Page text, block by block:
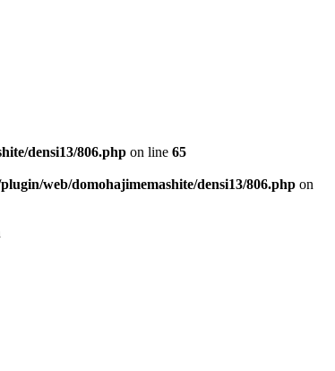
densi13/806.php on line 65
web/domohajimemashite/densi13/806.php on